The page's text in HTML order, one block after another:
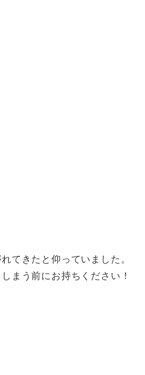
てきたと仰っていました。
まう前にお持ちください！